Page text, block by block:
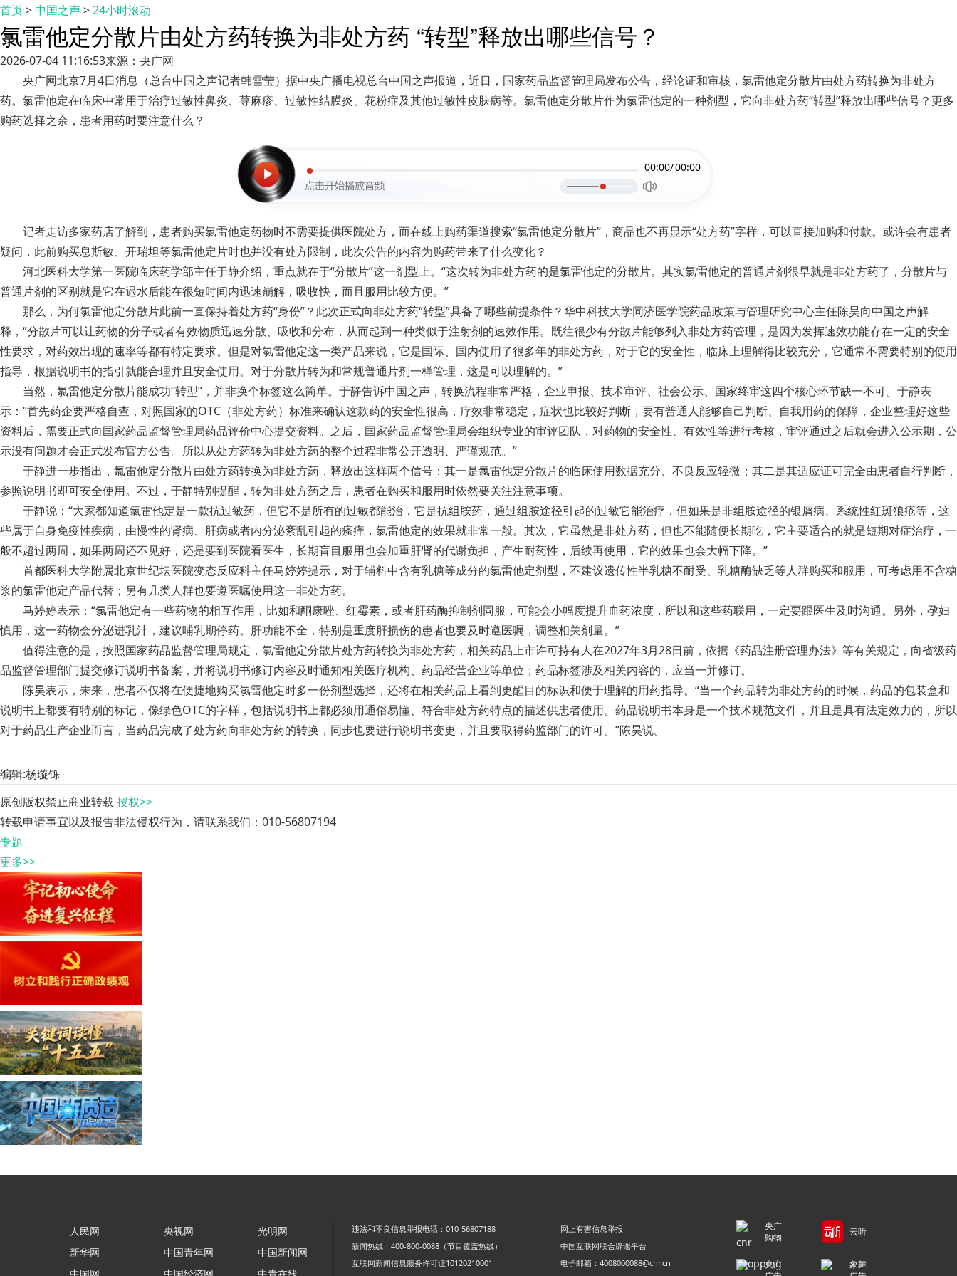
首页>中国之声>24小时滚动
氯雷他定分散片由处方药转换为非处方药 “转型”释放出哪些信号？
2026-07-04 11:16:53来源：央广网
央广网北京7月4日消息（总台中国之声记者韩雪莹）据中央广播电视总台中国之声报道，近日，国家药品监督管理局发布公告，经论证和审核，氯雷他定分散片由处方药转换为非处方
药。氯雷他定在临床中常用于治疗过敏性鼻炎、荨麻疹、过敏性结膜炎、花粉症及其他过敏性皮肤病等。氯雷他定分散片作为氯雷他定的一种剂型，它向非处方药“转型”释放出哪些信号？更多
购药选择之余，患者用药时要注意什么？
00:00/00:00
记者走访多家药店了解到，患者购买氯雷他定药物时不需要提供医院处方，而在线上购药渠道搜索“氯雷他定分散片”，商品也不再显示“处方药”字样，可以直接加购和付款。或许会有患者
疑问，此前购买息斯敏、开瑞坦等氯雷他定片时也并没有处方限制，此次公告的内容为购药带来了什么变化？
河北医科大学第一医院临床药学部主任于静介绍，重点就在于“分散片”这一剂型上。“这次转为非处方药的是氯雷他定的分散片。其实氯雷他定的普通片剂很早就是非处方药了，分散片与
普通片剂的区别就是它在遇水后能在很短时间内迅速崩解，吸收快，而且服用比较方便。”
那么，为何氯雷他定分散片此前一直保持着处方药“身份”？此次正式向非处方药“转型”具备了哪些前提条件？华中科技大学同济医学院药品政策与管理研究中心主任陈昊向中国之声解
释，“分散片可以让药物的分子或者有效物质迅速分散、吸收和分布，从而起到一种类似于注射剂的速效作用。既往很少有分散片能够列入非处方药管理，是因为发挥速效功能存在一定的安全
性要求，对药效出现的速率等都有特定要求。但是对氯雷他定这一类产品来说，它是国际、国内使用了很多年的非处方药，对于它的安全性，临床上理解得比较充分，它通常不需要特别的使用
指导，根据说明书的指引就能合理并且安全使用。对于分散片转为和常规普通片剂一样管理，这是可以理解的。”
当然，氯雷他定分散片能成功“转型”，并非换个标签这么简单。于静告诉中国之声，转换流程非常严格，企业申报、技术审评、社会公示、国家终审这四个核心环节缺一不可。于静表
示：“首先药企要严格自查，对照国家的OTC（非处方药）标准来确认这款药的安全性很高，疗效非常稳定，症状也比较好判断，要有普通人能够自己判断、自我用药的保障，企业整理好这些
资料后，需要正式向国家药品监督管理局药品评价中心提交资料。之后，国家药品监督管理局会组织专业的审评团队，对药物的安全性、有效性等进行考核，审评通过之后就会进入公示期，公
示没有问题才会正式发布官方公告。所以从处方药转为非处方药的整个过程非常公开透明、严谨规范。”
于静进一步指出，氯雷他定分散片由处方药转换为非处方药，释放出这样两个信号：其一是氯雷他定分散片的临床使用数据充分、不良反应轻微；其二是其适应证可完全由患者自行判断，
参照说明书即可安全使用。不过，于静特别提醒，转为非处方药之后，患者在购买和服用时依然要关注注意事项。
于静说：“大家都知道氯雷他定是一款抗过敏药，但它不是所有的过敏都能治，它是抗组胺药，通过组胺途径引起的过敏它能治疗，但如果是非组胺途径的银屑病、系统性红斑狼疮等，这
些属于自身免疫性疾病，由慢性的肾病、肝病或者内分泌紊乱引起的瘙痒，氯雷他定的效果就非常一般。其次，它虽然是非处方药，但也不能随便长期吃，它主要适合的就是短期对症治疗，一
般不超过两周，如果两周还不见好，还是要到医院看医生，长期盲目服用也会加重肝肾的代谢负担，产生耐药性，后续再使用，它的效果也会大幅下降。”
首都医科大学附属北京世纪坛医院变态反应科主任马婷婷提示，对于辅料中含有乳糖等成分的氯雷他定剂型，不建议遗传性半乳糖不耐受、乳糖酶缺乏等人群购买和服用，可考虑用不含糖
浆的氯雷他定产品代替；另有几类人群也要遵医嘱使用这一非处方药。
马婷婷表示：“氯雷他定有一些药物的相互作用，比如和酮康唑、红霉素，或者肝药酶抑制剂同服，可能会小幅度提升血药浓度，所以和这些药联用，一定要跟医生及时沟通。另外，孕妇
慎用，这一药物会分泌进乳汁，建议哺乳期停药。肝功能不全，特别是重度肝损伤的患者也要及时遵医嘱，调整相关剂量。”
值得注意的是，按照国家药品监督管理局规定，氯雷他定分散片处方药转换为非处方药，相关药品上市许可持有人在2027年3月28日前，依据《药品注册管理办法》等有关规定，向省级药
品监督管理部门提交修订说明书备案，并将说明书修订内容及时通知相关医疗机构、药品经营企业等单位；药品标签涉及相关内容的，应当一并修订。
陈昊表示，未来，患者不仅将在便捷地购买氯雷他定时多一份剂型选择，还将在相关药品上看到更醒目的标识和便于理解的用药指导。“当一个药品转为非处方药的时候，药品的包装盒和
说明书上都要有特别的标记，像绿色OTC的字样，包括说明书上都必须用通俗易懂、符合非处方药特点的描述供患者使用。药品说明书本身是一个技术规范文件，并且是具有法定效力的，所以
对于药品生产企业而言，当药品完成了处方药向非处方药的转换，同步也要进行说明书变更，并且要取得药监部门的许可。”陈昊说。
编辑:杨璇铄
原创版权禁止商业转载 授权>>
转载申请事宜以及报告非法侵权行为，请联系我们：010-56807194
专题
更多>>
人民网
新华网
央视网
中国青年网
光明网
中国新闻网
违法和不良信息举报电话：010-56807188
网上有害信息举报
新闻热线：400-800-0088（节目覆盖热线）
中国互联网联合辟谣平台
互联网新闻信息服务许可证10120210001
电子邮箱：4008000088@cnr.cn
央广
购物
云听
央广
象舞